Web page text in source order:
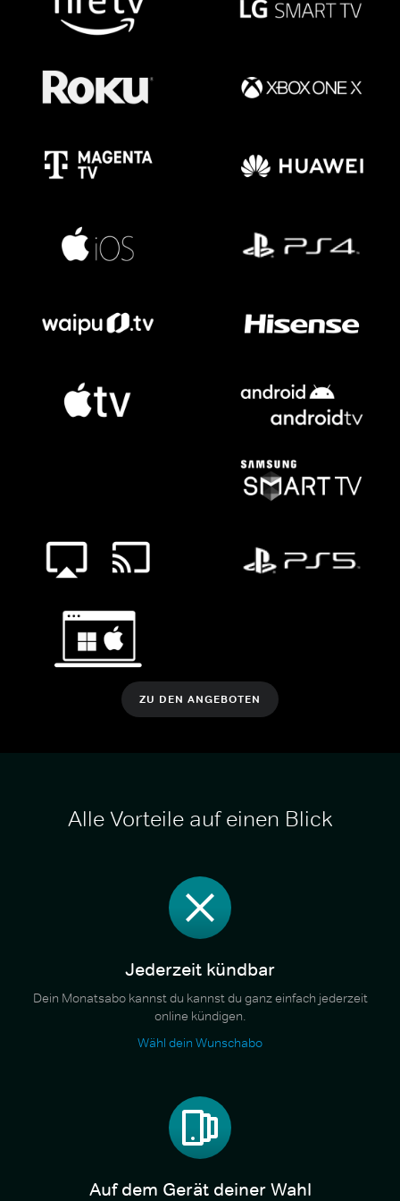
ZU DEN ANGEBOTEN
Alle Vorteile auf einen Blick
Jederzeit kündbar
Dein Monatsabo kannst du kannst du ganz einfach jederzeit
online kündigen.
Wähl dein Wunschabo
Auf dem Gerät deiner Wahl